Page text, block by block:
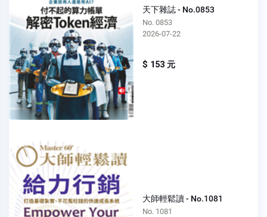
天下雜誌 - No.0853
No. 0853
2026-07-22
$ 153 元
大師輕鬆讀 - No.1081
No. 1081